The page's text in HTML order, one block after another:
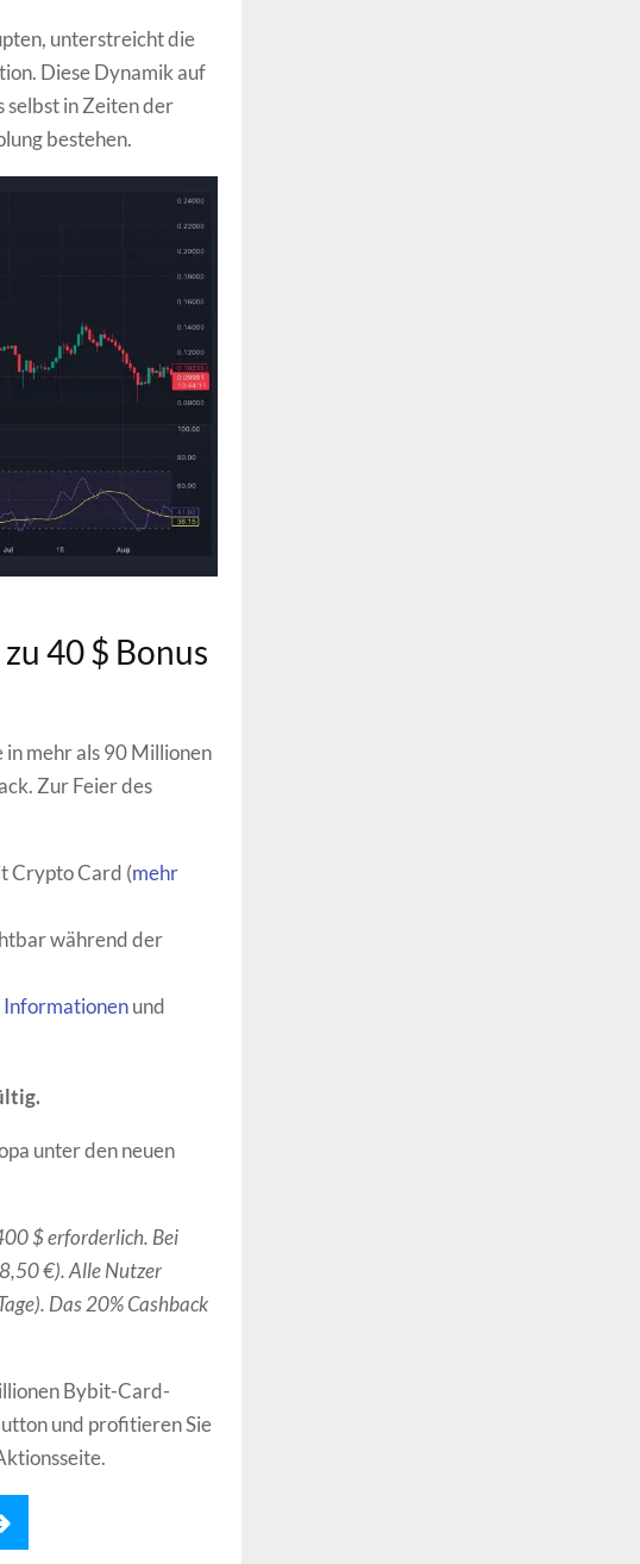
unterstreicht die
Diese Dynamik auf
in Zeiten der
bestehen.
40 $ Bonus
mehr als 90 Millionen
Zur Feier des
Crypto Card (mehr
während der
Informationenund
unter den neuen
$ erforderlich. Bei
€). Alle Nutzer
Das 20% Cashback
Bybit-Card-
und profitieren Sie